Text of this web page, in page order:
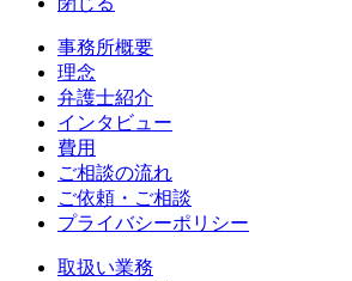
事務所概要
理念
弁護士紹介
インタビュー
費用
ご相談の流れ
ご依頼・ご相談
プライバシーポリシー
取扱い業務